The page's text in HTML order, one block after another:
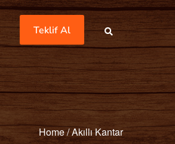
Teklif Al
Home/Akıllı Kantar